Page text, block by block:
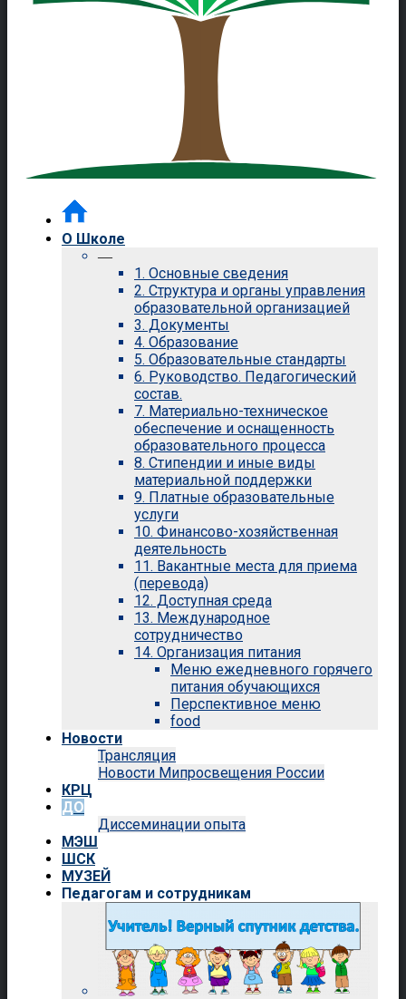
О Школе
—
1. Основные сведения
2. Структура и органы управления
образовательной организацией
3. Документы
4. Образование
5. Образовательные стандарты
6. Руководство. Педагогический
состав.
7. Материально-техническое
обеспечение и оснащенность
образовательного процесса
8. Стипендии и иные виды
материальной поддержки
9. Платные образовательные
услуги
10. Финансово-хозяйственная
деятельность
11. Вакантные места для приема
(перевода)
12. Доступная среда
13. Международное
сотрудничество
14. Организация питания
Меню ежедневного горячего
питания обучающихся
Перспективное меню
food
Новости
Трансляция
Новости Мипросвещения России
КРЦ
ДО
Диссеминации опыта
МЭШ
ШСК
МУЗЕЙ
Педагогам и сотрудникам